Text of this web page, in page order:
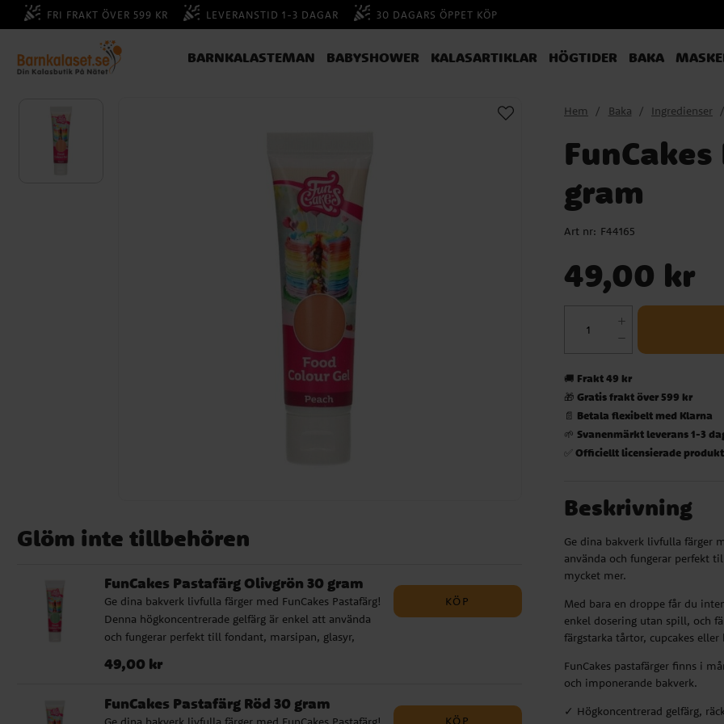
FRI FRAKT ÖVER 599 KR LEVERANSTID 1-3 DAGAR 30 DAGARS ÖPPET KÖP
BARNKALASTEMAN BABYSHOWER KALASARTIKLAR HÖGTIDER BAKA
Glöm inte tillbehören
FunCakes Pastafärg Olivgrön 30 gram
Ge dina bakverk livfulla färger med FunCakes Pastafärg!
Denna högkoncentrerade gelfärg är enkel att använda
och fungerar perfekt till fondant, marsipan, glasyr,
bara en droppe får du intensiva och jämna färger som
dosering utan spill, och färgen är dessutom ugnssäker
Pris :49,00 kr
49,00 kr
KÖP
FunCakes Pastafärg Röd 30 gram
KÖP
Hem Baka Ingredienser
gram
Art nr: F44165
49,00 kr
🚚 Frakt 49 kr
🎁Gratis frakt över 599 kr
📄 Betala flexibelt med Klarna
🌱Svanenmärkt leverans 1-3
✅Officiellt licensierade
Beskrivning
Ge dina bakverk livfulla färger
använda och fungerar perfekt
mycket mer.
Med bara en droppe får du
enkel dosering utan spill, och
färgstarka tårtor, cupcakes eller
FunCakes pastafärger finns i
och imponerande bakverk.
✓ Högkoncentrerad gelfärg,